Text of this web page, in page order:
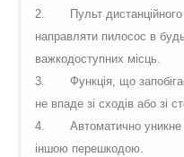
2.
Пульт
направляти пилосос в
важкодоступних місць.
3.
Функція, що
не впаде зі сходів або зі
4.
Автоматично
іншою перешкодою.